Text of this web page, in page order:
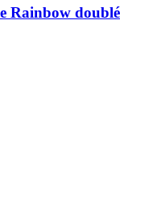
Rainbow doublé